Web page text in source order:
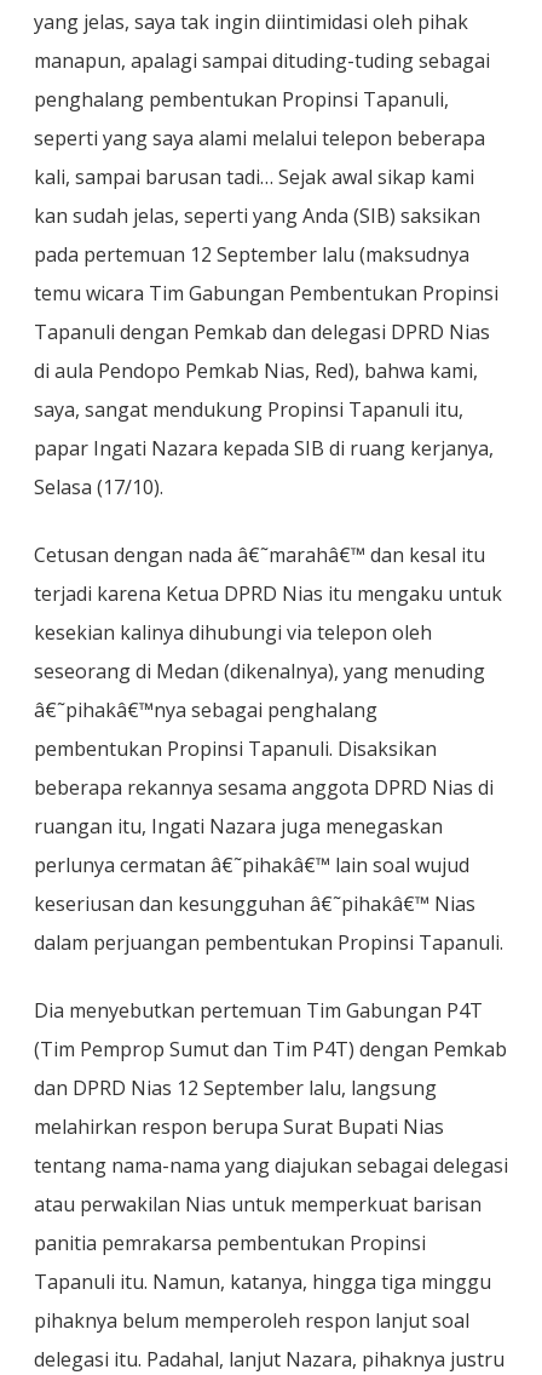
yang jelas, saya tak ingin diintimidasi oleh pihak
manapun, apalagi sampai dituding-tuding sebagai
penghalang pembentukan Propinsi Tapanuli,
seperti yang saya alami melalui telepon beberapa
kali, sampai barusan tadi… Sejak awal sikap kami
kan sudah jelas, seperti yang Anda (SIB) saksikan
pada pertemuan 12 September lalu (maksudnya
temu wicara Tim Gabungan Pembentukan Propinsi
Tapanuli dengan Pemkab dan delegasi DPRD Nias
di aula Pendopo Pemkab Nias, Red), bahwa kami,
saya, sangat mendukung Propinsi Tapanuli itu,
papar Ingati Nazara kepada SIB di ruang kerjanya,
Selasa (17/10).
Cetusan dengan nada â€˜marahâ€™ dan kesal itu
terjadi karena Ketua DPRD Nias itu mengaku untuk
kesekian kalinya dihubungi via telepon oleh
seseorang di Medan (dikenalnya), yang menuding
â€˜pihakâ€™nya sebagai penghalang
pembentukan Propinsi Tapanuli. Disaksikan
beberapa rekannya sesama anggota DPRD Nias di
ruangan itu, Ingati Nazara juga menegaskan
perlunya cermatan â€˜pihakâ€™ lain soal wujud
keseriusan dan kesungguhan â€˜pihakâ€™ Nias
dalam perjuangan pembentukan Propinsi Tapanuli.
Dia menyebutkan pertemuan Tim Gabungan P4T
(Tim Pemprop Sumut dan Tim P4T) dengan Pemkab
dan DPRD Nias 12 September lalu, langsung
melahirkan respon berupa Surat Bupati Nias
tentang nama-nama yang diajukan sebagai delegasi
atau perwakilan Nias untuk memperkuat barisan
panitia pemrakarsa pembentukan Propinsi
Tapanuli itu. Namun, katanya, hingga tiga minggu
pihaknya belum memperoleh respon lanjut soal
delegasi itu. Padahal, lanjut Nazara, pihaknya justru